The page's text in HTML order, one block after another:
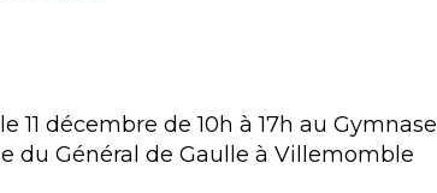
11 décembre de 10h à 17h au Gymnase
du Général de Gaulle à Villemomble